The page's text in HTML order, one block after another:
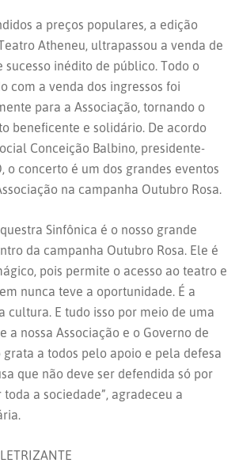
a preços populares, a edição
Atheneu, ultrapassou a venda de
inédito de público. Todo o
com a venda dos ingressos foi
para a Associação, tornando o
beneficente e solidário. De acordo
Conceição Balbino, presidente-
o concerto é um dos grandes eventos
na campanha Outubro Rosa.
Sinfônica é o nosso grande
da campanha Outubro Rosa. Ele é
pois permite o acesso ao teatro e
nunca teve a oportunidade. É a
cultura. E tudo isso por meio de uma
a nossa Associação e o Governo de
grata a todos pelo apoio e pela defesa
que não deve ser defendida só por
a sociedade”, agradeceu a